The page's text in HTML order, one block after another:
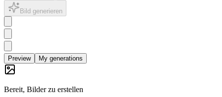
Bild generieren
Preview My generations
Bereit, Bilder zu erstellen